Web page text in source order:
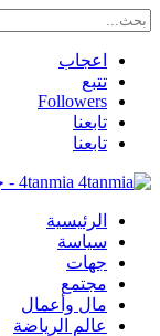
اعجاب
تتبع
Followers
تابعنا
تابعنا
4tanmia - جريدة إلكترونية مغربية مستقلة
الرئيسية
سياسة
جهات
مجتمع
مال وأعمال
عالم الرياضة